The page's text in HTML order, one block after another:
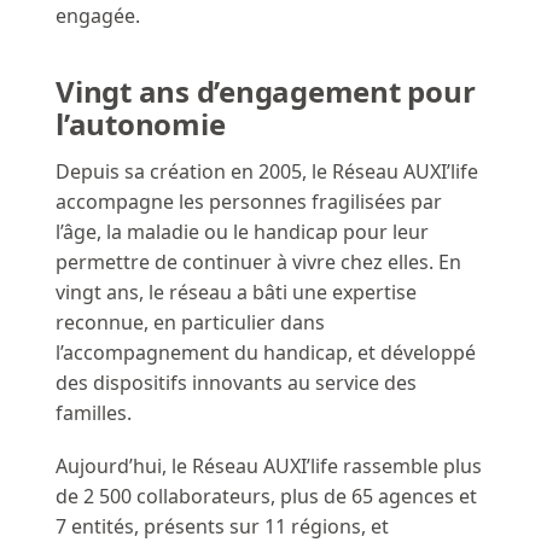
engagée.
Vingt ans d’engagement pour
l’autonomie
Depuis sa création en 2005, le Réseau AUXI’life
accompagne les personnes fragilisées par
l’âge, la maladie ou le handicap pour leur
permettre de continuer à vivre chez elles. En
vingt ans, le réseau a bâti une expertise
reconnue, en particulier dans
l’accompagnement du handicap, et développé
des dispositifs innovants au service des
familles.
Aujourd’hui, le Réseau AUXI’life rassemble plus
de 2 500 collaborateurs, plus de 65 agences et
7 entités, présents sur 11 régions, et